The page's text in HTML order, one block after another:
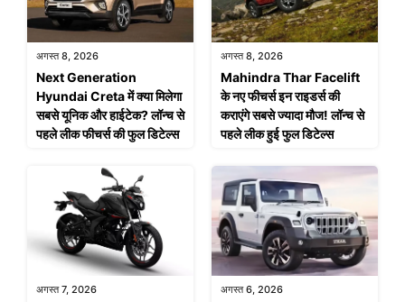
अगस्त 8, 2026
Next Generation
Hyundai Creta में क्या मिलेगा
सबसे यूनिक और हाईटेक? लॉन्च से
पहले लीक फीचर्स की फुल डिटेल्स
अगस्त 8, 2026
Mahindra Thar Facelift
के नए फीचर्स इन राइडर्स की
कराएंगे सबसे ज्यादा मौज! लॉन्च से
पहले लीक हुई फुल डिटेल्स
अगस्त 7, 2026 अगस्त 6, 2026